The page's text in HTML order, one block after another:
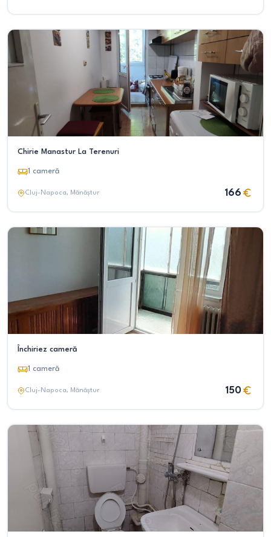
Chirie Manastur La Terenuri
1 cameră
Cluj-Napoca, Mănăștur 166
Închiriez cameră
1 cameră
Cluj-Napoca, Mănăștur 150